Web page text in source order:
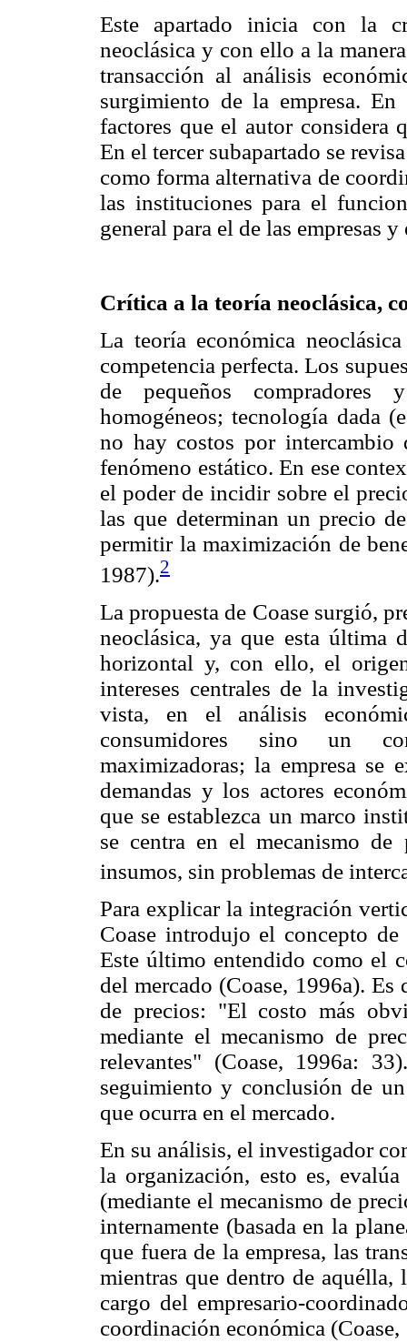
Este apartado inicia con la
neoclásica y con ello a la
transacción al análisis
surgimiento de la empresa. En
factores que el autor considera
En el tercer subapartado se
como forma alternativa de
las instituciones para el
general para el de las empresas
Crítica a la teoría neoclásica,
La teoría económica
competencia perfecta. Los
de pequeños compradores
homogéneos; tecnología dada
no hay costos por
fenómeno estático. En ese
el poder de incidir sobre el
las que determinan un precio
permitir la maximización de
1987).2
La propuesta de Coase surgió,
neoclásica, ya que esta última
horizontal y, con ello, el
intereses centrales de la
vista, en el análisis
consumidores sino un
maximizadoras; la empresa se
demandas y los actores
que se establezca un marco
se centra en el mecanismo
insumos, sin problemas de
Para explicar la integración
Coase introdujo el concepto
Este último entendido como el
del mercado (Coase, 1996a).
de precios: "El costo más
mediante el mecanismo de
relevantes" (Coase, 1996a:
seguimiento y conclusión de
que ocurra en el mercado.
En su análisis, el investigador
la organización, esto es,
(mediante el mecanismo de
internamente (basada en la
que fuera de la empresa, las
mientras que dentro de
cargo del empresario-
coordinación económica (Coase,